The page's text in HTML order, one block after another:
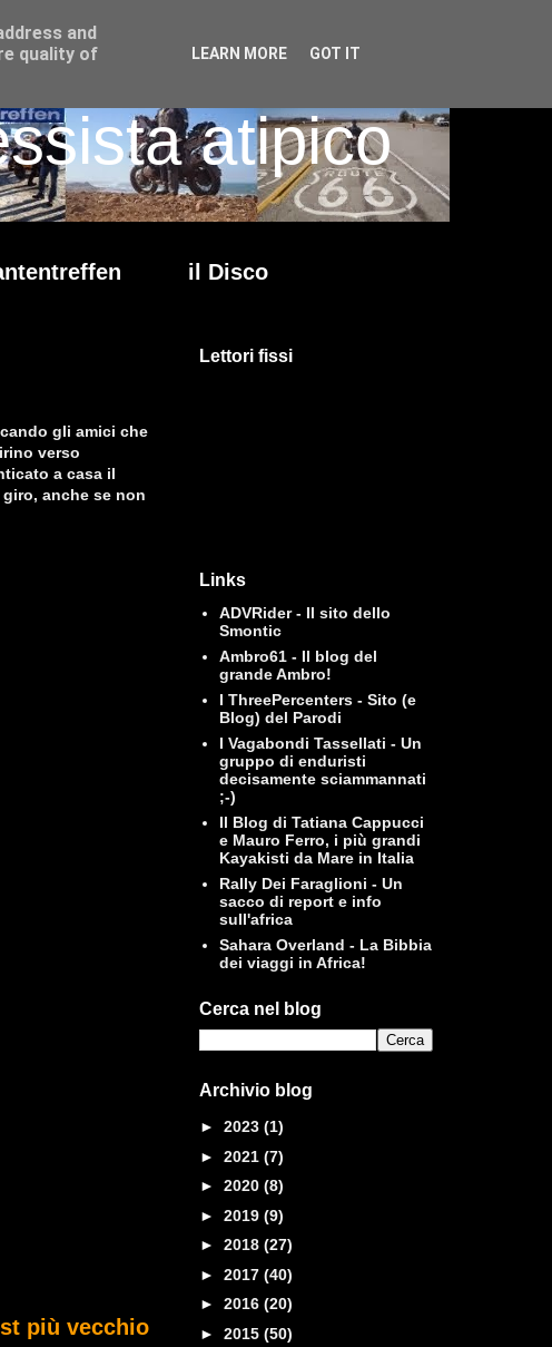
atipico
il Disco
gli amici che
verso
a casa il
anche se non
più vecchio
Lettori fissi
Links
ADVRider - Il sito dello
Smontic
Ambro61 - Il blog del
grande Ambro!
I ThreePercenters - Sito (e
Blog) del Parodi
I Vagabondi Tassellati - Un
gruppo di enduristi
decisamente sciammannati
;-)
Il Blog di Tatiana Cappucci
e Mauro Ferro, i più grandi
Kayakisti da Mare in Italia
Rally Dei Faraglioni - Un
sacco di report e info
sull'africa
Sahara Overland - La Bibbia
dei viaggi in Africa!
Cerca nel blog
Archivio blog
► 2023 (1)
► 2021 (7)
► 2020 (8)
► 2019 (9)
► 2018 (27)
► 2017 (40)
► 2016 (20)
► 2015 (50)
and
quality of
LEARN MORE GOT IT